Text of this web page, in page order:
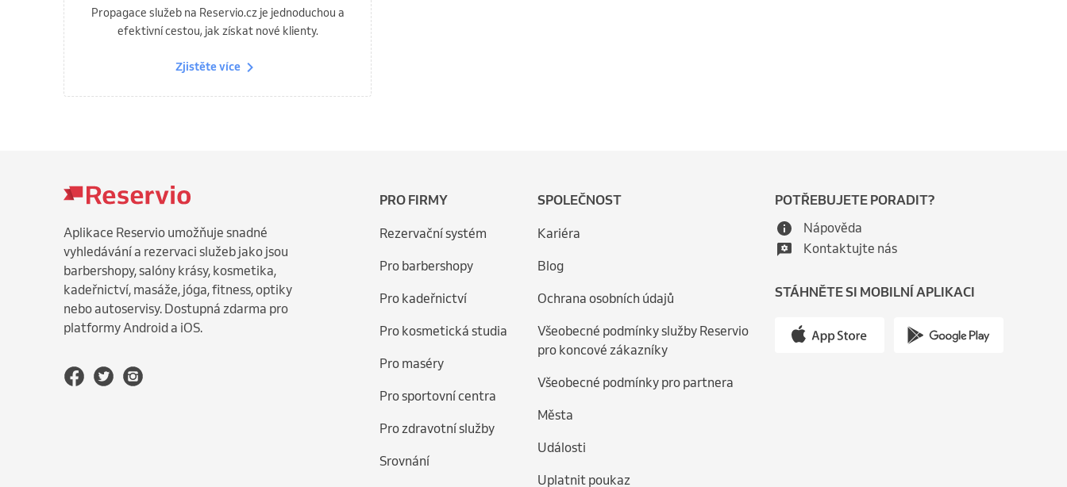
Propagace služeb na Reservio.cz je jednoduchou a
efektivní cestou, jak získat nové klienty.
Zjistěte více
Aplikace Reservio umožňuje snadné
vyhledávání a rezervaci služeb jako jsou
barbershopy, salóny krásy, kosmetika,
kadeřnictví, masáže, jóga, fitness, optiky
nebo autoservisy. Dostupná zdarma pro
platformy Android a iOS.
PRO FIRMY
Rezervační systém
Pro barbershopy
Pro kadeřnictví
Pro kosmetická studia
Pro maséry
Pro sportovní centra
Pro zdravotní služby
Srovnání
SPOLEČNOST
Kariéra
Blog
Ochrana osobních údajů
Všeobecné podmínky služby Reservio
pro koncové zákazníky
Všeobecné podmínky pro partnera
Města
Události
Uplatnit poukaz
POTŘEBUJETE PORADIT?
Nápověda
Kontaktujte nás
STÁHNĚTE SI MOBILNÍ APLIKACI